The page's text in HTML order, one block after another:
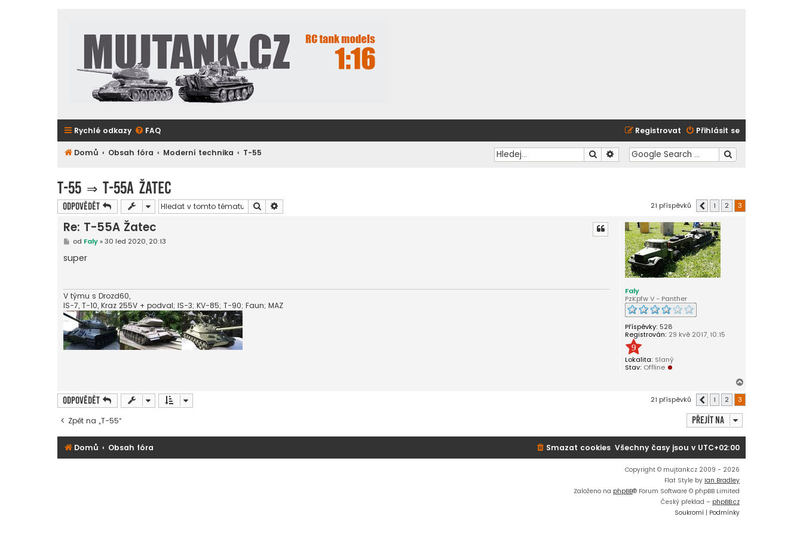
Rychlé odkazy FAQ Přihlásit se
Registrovat
Domů Obsah fóra Moderní technika T-55 Hledat Pokročilé hledání
T-55 ⇒ T-55A Žatec
Odpovědět Hledat 21 příspěvků Předchozí
1 2 3
Faly
PzKpfw V - Panther
Příspěvky: 528
Registrován: 29 kvě 2017, 10:15
9
Lokalita: Slaný
Stav: Offline
Re: T-55A Žatec
P
í
s
v
e
k
od Faly»30 led 2020, 20:13
super
V týmu s Drozd60,
IS-7, T-10, Kraz 255V + podval; IS-3; KV-85; T-90; Faun; MAZ
a
u
Odpovědět 21 příspěvků Předchozí
1 2 3
Zpět na „T-55“ Přejít na
Domů Obsah fóra Všechny časy jsou v UTC+02:00
Smazat cookies
Copyright © mujtank.cz 2009 - 2026
Flat Style by Ian Bradley
Založeno na phpBB® Forum Software © phpBB Limited
Český překlad – phpBB.cz
Soukromí | Podmínky